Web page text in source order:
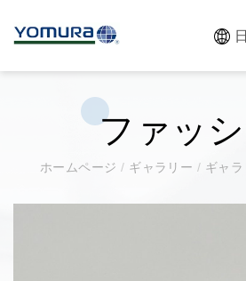
ファッ
ホームページ/ ギャラリー / ギャ